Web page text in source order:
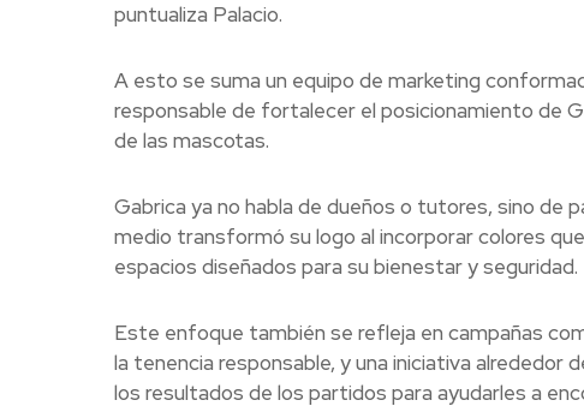
puntualiza Palacio.
A esto se suma un equipo de marketing
responsable de fortalecer el posicionamiento de
de las mascotas.
Gabrica ya no habla de dueños o tutores, sino de
medio transformó su logo al incorporar colores
espacios diseñados para su bienestar y seguridad.
Este enfoque también se refleja en campañas
la tenencia responsable, y una iniciativa alrededor
los resultados de los partidos para ayudarles a